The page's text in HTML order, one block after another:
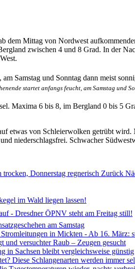
dem Mittag von Nordwest
zwischen 4 und 8 Grad. In der
.
startet anfangs feucht, am Samstag und
Maxima 6 bis 8, im Bergland 0 bis 5
etwas von Schleierwolken getrübt
niederschlagsfrei. Schwacher
Donnerstag regnerisch Zurück
im Wald liegen lassen!
- Dresdner ÖPNV steht am Freitag still!
am Samstag
in Mickten - Ab 16. März:
und versuchter Raub – Zeugen gesucht
in Sachsen bleibt vergleichsweise günstig
Diese Schlangenarten werden immer